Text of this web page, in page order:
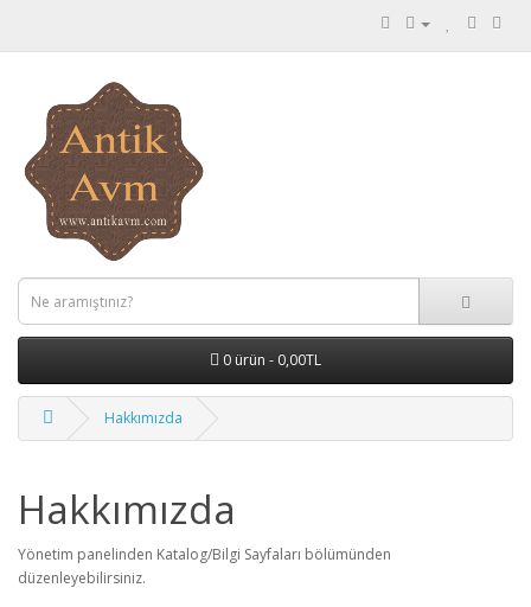
0 ürün - 0,00TL
Hakkımızda
Hakkımızda
Yönetim panelinden Katalog/Bilgi Sayfaları bölümünden
düzenleyebilirsiniz.